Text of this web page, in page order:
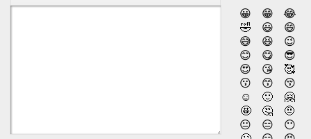
😀
😁
😂
🤣
😃
😄
😅
😆
😉
😊
😋
😎
😍
😘
🥰
😗
😙
😚
☺️
🙂
🤗
🤩
🤔
🤨
😐
😑
😶